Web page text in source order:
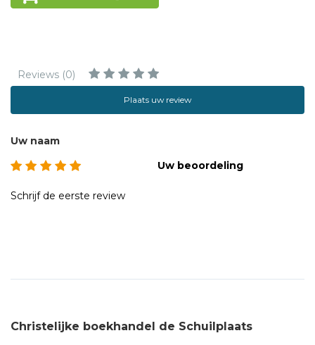
Reviews (0)
Plaats uw review
Uw naam
Uw beoordeling
Schrijf de eerste review
Christelijke boekhandel de Schuilplaats